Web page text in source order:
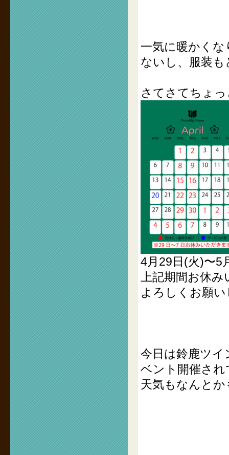
一気に暖かく
ないし、服装
さてさてちょ
4月29日(火)〜5
上記期間お休
よろしくお願
今日は鈴鹿ツ
ベント開催さ
天気もなんと